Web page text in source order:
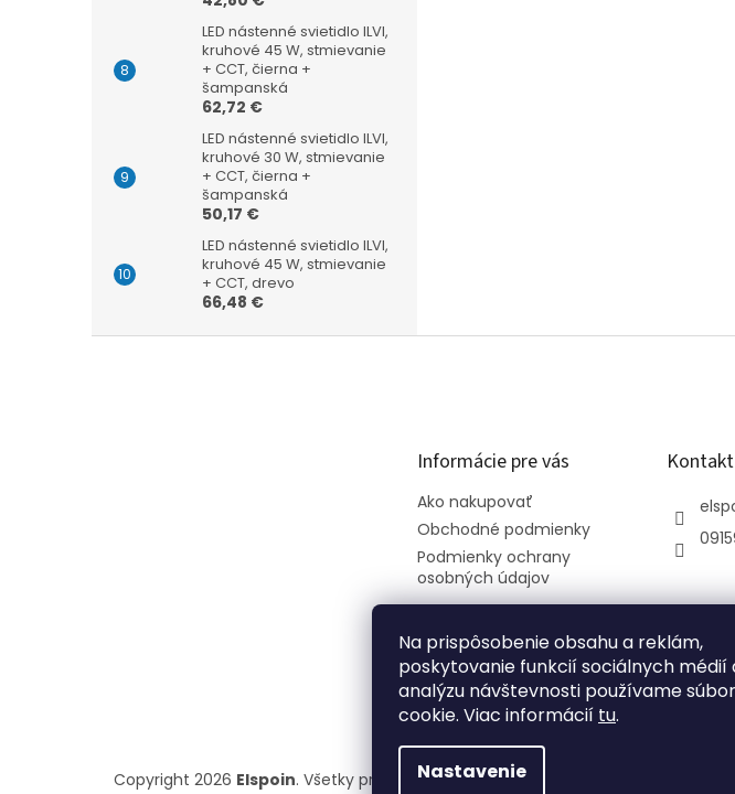
Na prispôsobenie obsahu a reklám,
poskytovanie funkcií sociálnych médií
analýzu návštevnosti používame
cookie. Viac informácií tu.
Nastavenie
LED nástenné svietidlo ILVI,
kruhové 45 W, stmievanie
+ CCT, čierna +
šampanská
62,72 €
LED nástenné svietidlo ILVI,
kruhové 30 W, stmievanie
+ CCT, čierna +
šampanská
50,17 €
LED nástenné svietidlo ILVI,
kruhové 45 W, stmievanie
+ CCT, drevo
66,48 €
Informácie pre vás
Ako nakupovať
Obchodné podmienky
Podmienky ochrany
osobných údajov
Kontakt
Copyright 2026 Elspoin. Všetky práva vyhradené.Upraviť nastavenie cookies